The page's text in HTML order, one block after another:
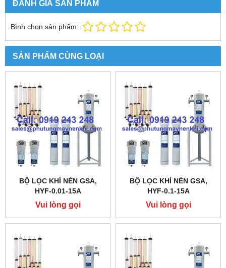
ĐÁNH GIÁ SẢN PHẨM
Bình chọn sản phẩm:
SẢN PHẨM CÙNG LOẠI
BỘ LỌC KHÍ NÉN GSA,
HYF-0.01-15A
Vui lòng gọi
BỘ LỌC KHÍ NÉN GSA,
HYF-0.1-15A
Vui lòng gọi